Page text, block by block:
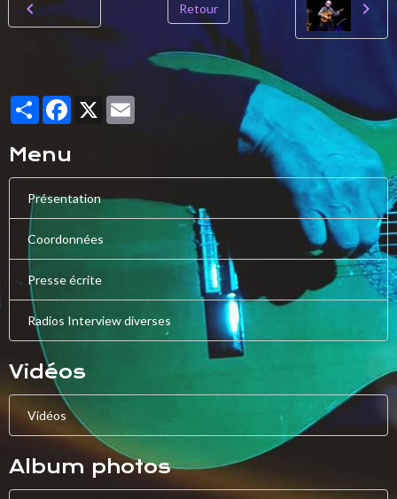
Retour
PartagerFacebook
X
Menu
Présentation
Coordonnées
Presse écrite
Radios Interview diverses
Vidéos
Vidéos
Album photos